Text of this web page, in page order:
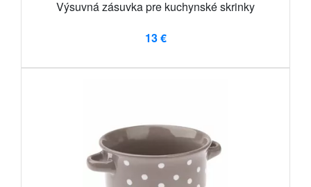
Výsuvná zásuvka pre kuchynské skrinky
13 €